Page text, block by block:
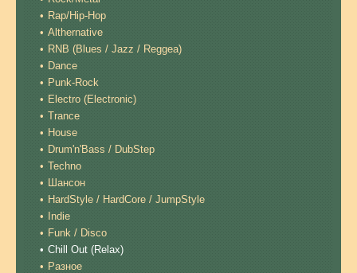
Rap/Hip-Hop
Althernative
RNB (Blues / Jazz / Reggea)
Dance
Punk-Rock
Electro (Electronic)
Trance
House
Drum'n'Bass / DubStep
Techno
Шансон
HardStyle / HardCore / JumpStyle
Indie
Funk / Disco
Chill Out (Relax)
Разное